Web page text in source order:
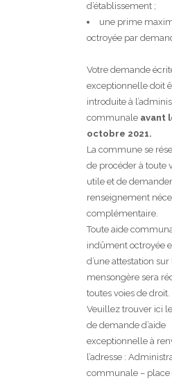
d’établissement ;
une prime
octroyée par
Votre demande
exceptionnelle doit
introduite à
communale avant
octobre 2021.
La commune se
de procéder à toute
utile et de
renseignement
complémentaire.
Toute aide
indûment octroyée
d’une attestation sur
mensongère sera
toutes voies de droit.
Veuillez trouver ici
de demande d’aide
exceptionnelle à
l’adresse :
communale –